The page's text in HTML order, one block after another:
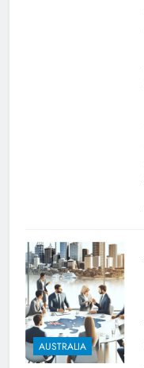
AUSTRALIA